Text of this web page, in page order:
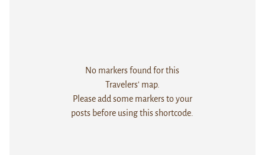
No markers found for this
Travelers' map.
Please add some markers to your
posts before using this shortcode.